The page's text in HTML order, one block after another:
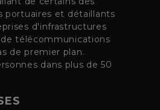
portuaires et détaillants
d'infrastructures
télécommunications
de premier plan.
dans plus de 50